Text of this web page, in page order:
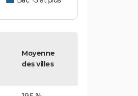
Moyenne
des villes